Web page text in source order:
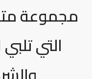
مجموعة
التي